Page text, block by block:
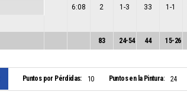
6:08 2 1-3 33 1-1
83 24-54 44 15-26
Puntos por Pérdidas: 10 Puntos en la Pintura: 24